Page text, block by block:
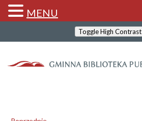
Toggle High Contrast
MENU